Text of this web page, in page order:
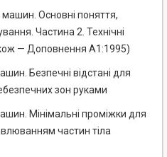
машин. Основні поняття,
Частина 2. Технічні
— Доповнення А1:1995)
Безпечні відстані для
зон руками
Мінімальні проміжки для
частин тіла